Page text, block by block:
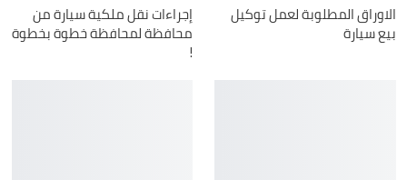
الاوراق المطلوبة لعمل توكيل
بيع سيارة
إجراءات نقل ملكية سيارة من
محافظة لمحافظة خطوة بخطوة
!